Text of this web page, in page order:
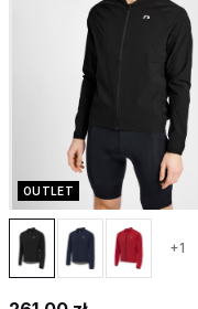
OUTLET
+1